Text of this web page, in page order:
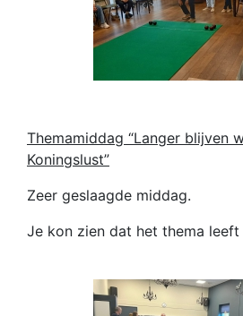
Themamiddag “Langer blijven
Koningslust”
Zeer geslaagde middag.
Je kon zien dat het thema leeft